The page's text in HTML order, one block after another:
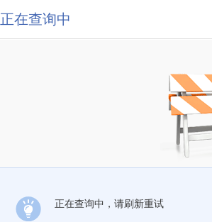
正在查询中
正在查询中，请刷新重试